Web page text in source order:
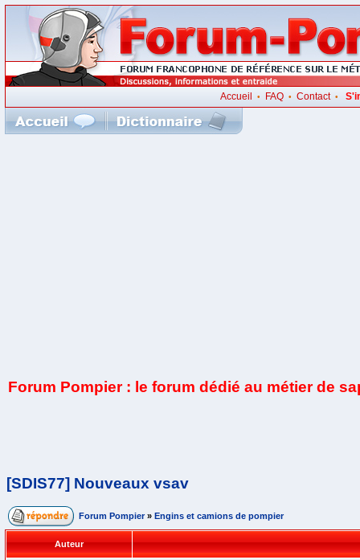
Accueil • FAQ• Contact•
Forum Pompier : le forum dédié au métier de
[SDIS77] Nouveaux vsav
Forum Pompier » Engins et camions de pompier
Auteur